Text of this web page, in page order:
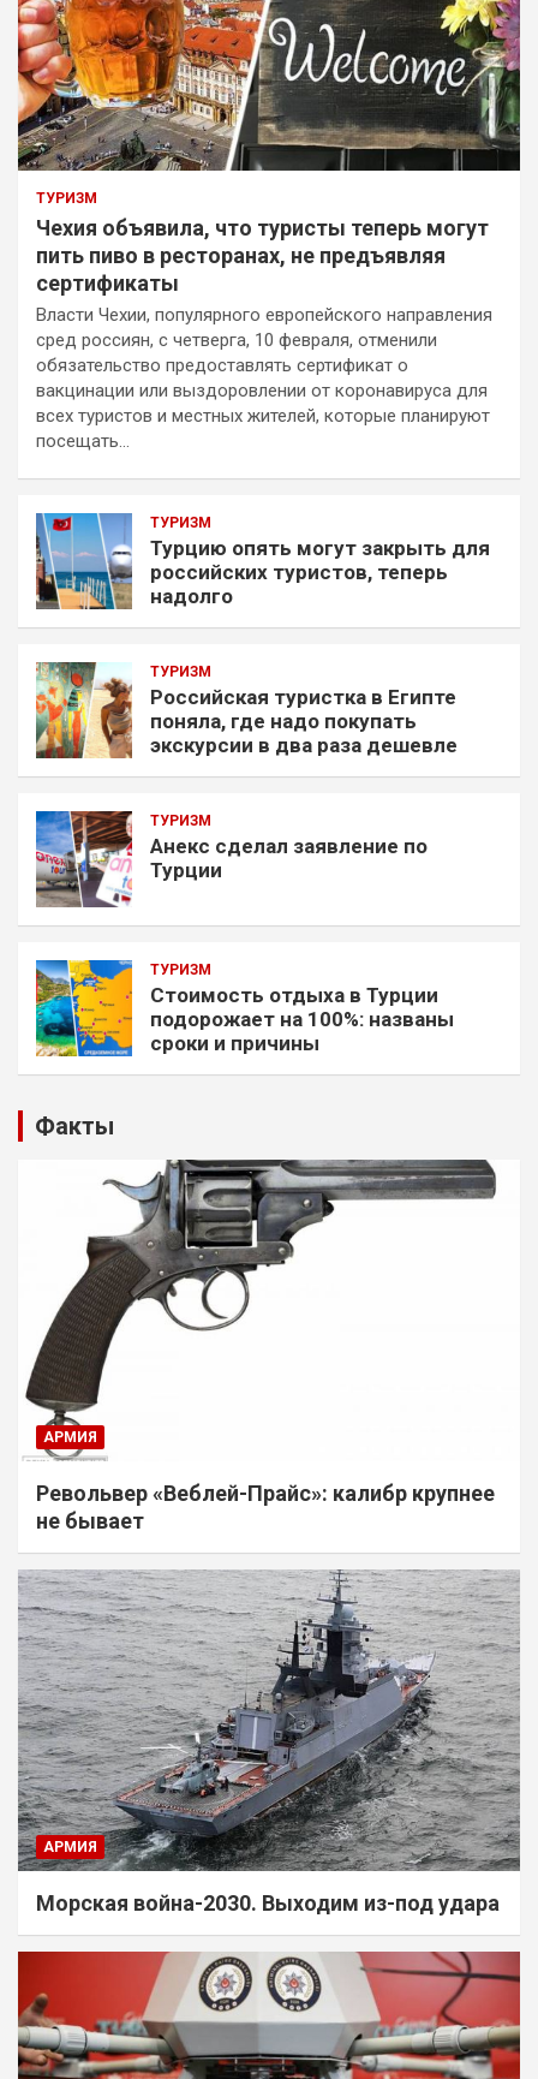
ТУРИЗМ
Чехия объявила, что туристы теперь могут
пить пиво в ресторанах, не предъявляя
сертификаты
Власти Чехии, популярного европейского направления
сред россиян, с четверга, 10 февраля, отменили
обязательство предоставлять сертификат о
вакцинации или выздоровлении от коронавируса для
всех туристов и местных жителей, которые планируют
посещать…
ТУРИЗМ
Турцию опять могут закрыть для
российских туристов, теперь
надолго
ТУРИЗМ
Российская туристка в Египте
поняла, где надо покупать
экскурсии в два раза дешевле
ТУРИЗМ
Анекс сделал заявление по
Турции
ТУРИЗМ
Стоимость отдыха в Турции
подорожает на 100%: названы
сроки и причины
Факты
АРМИЯ
Револьвер «Веблей-Прайс»: калибр крупнее
не бывает
АРМИЯ
Морская война-2030. Выходим из-под удара